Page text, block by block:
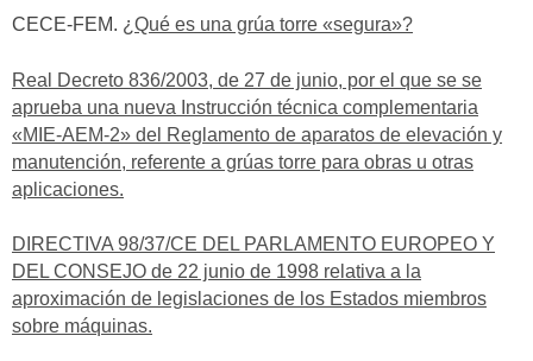
CECE-FEM. ¿Qué es una grúa torre «segura»?
Real Decreto 836/2003, de 27 de junio, por el que se se
aprueba una nueva Instrucción técnica complementaria
«MIE-AEM-2» del Reglamento de aparatos de elevación y
manutención, referente a grúas torre para obras u otras
aplicaciones.
DIRECTIVA 98/37/CE DEL PARLAMENTO EUROPEO Y
DEL CONSEJO de 22 junio de 1998 relativa a la
aproximación de legislaciones de los Estados miembros
sobre máquinas.